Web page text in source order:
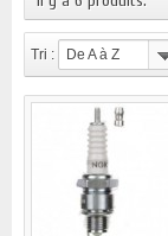
Tri : De A à Z